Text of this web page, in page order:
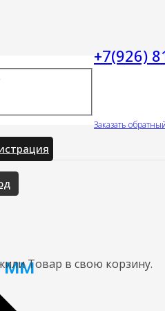
+7(926)
Заказать
Товар в свою корзину.
мм